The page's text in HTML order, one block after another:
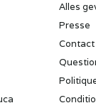
Alles
Presse
Contact